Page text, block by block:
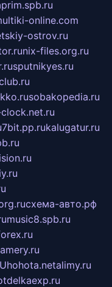
online.com
ostrov.ru
nix-files.org.ru
sputnikyes.ru
sobakopedia.ru
7bit.pp.rukalugatur.ru
схема-авто.рф
music8.spb.ru
hohota.netalimy.ru